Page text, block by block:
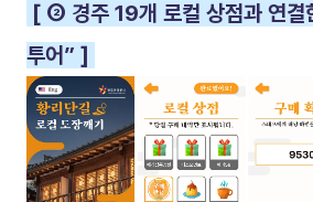
투어” ]